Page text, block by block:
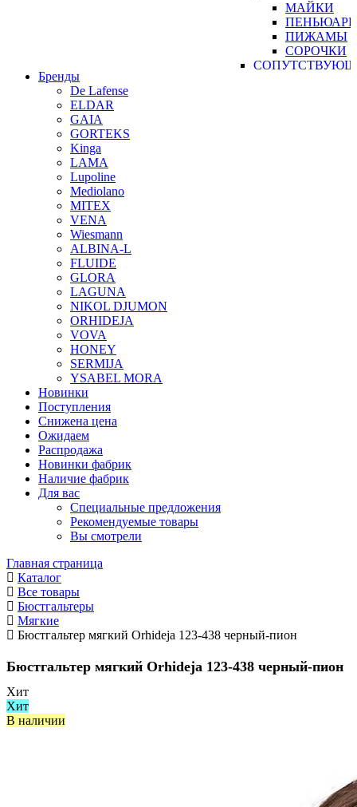
МАЙКИ
ПИЖАМЫ
СОРОЧКИ
Бренды
De Lafense
ELDAR
GAIA
GORTEKS
Kinga
LAMA
Lupoline
Mediolano
MITEX
VENA
Wiesmann
ALBINA-L
FLUIDE
GLORA
LAGUNA
NIKOL DJUMON
ORHIDEJA
VOVA
HONEY
SERMIJA
YSABEL MORA
Новинки
Поступления
Снижена цена
Ожидаем
Распродажа
Новинки фабрик
Наличие фабрик
Для вас
Специальные предложения
Рекомендуемые товары
Вы смотрели
Главная страница
Каталог
Все товары
Бюстгальтеры
Мягкие
Бюстгальтер мягкий Orhideja 123-438 черный-пион
Бюстгальтер мягкий Orhideja 123-438 черный-пион
Хит
Хит
В наличии